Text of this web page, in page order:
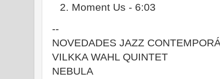
Moment Us - 6:03
--
NOVEDADES JAZZ
VILKKA WAHL QUINTET
NEBULA